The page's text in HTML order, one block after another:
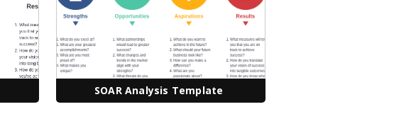
SOAR Analysis Template